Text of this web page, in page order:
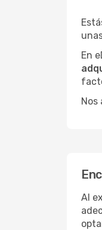
En
Nos
Al